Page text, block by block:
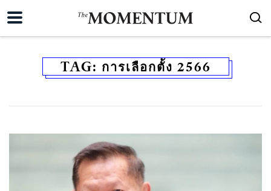
TAG: การเลือกตั้ง 2566